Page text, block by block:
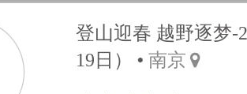
登山迎春 越野逐梦-
19日）
南京